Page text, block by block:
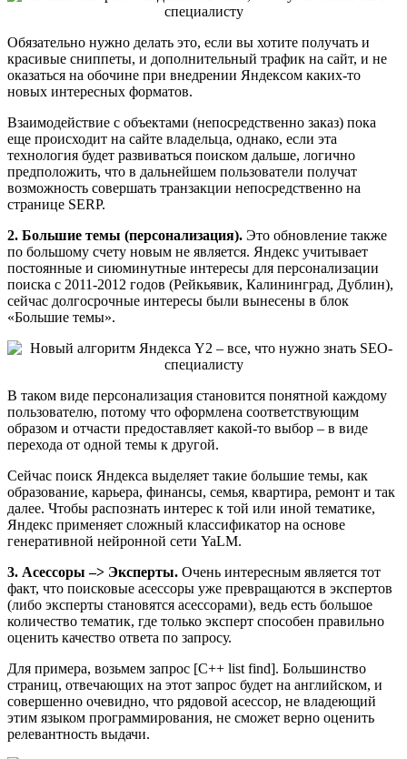
Обязательно нужно делать это, если вы хотите получать и
красивые сниппеты, и дополнительный трафик на сайт, и не
оказаться на обочине при внедрении Яндексом каких-то
новых интересных форматов.
Взаимодействие с объектами (непосредственно заказ) пока
еще происходит на сайте владельца, однако, если эта
технология будет развиваться поиском дальше, логично
предположить, что в дальнейшем пользователи получат
возможность совершать транзакции непосредственно на
странице SERP.
2. Большие темы (персонализация). Это обновление также
по большому счету новым не является. Яндекс учитывает
постоянные и сиюминутные интересы для персонализации
поиска с 2011-2012 годов (Рейкьявик, Калининград, Дублин),
сейчас долгосрочные интересы были вынесены в блок
«Большие темы».
В таком виде персонализация становится понятной каждому
пользователю, потому что оформлена соответствующим
образом и отчасти предоставляет какой-то выбор – в виде
перехода от одной темы к другой.
Сейчас поиск Яндекса выделяет такие большие темы, как
образование, карьера, финансы, семья, квартира, ремонт и так
далее. Чтобы распознать интерес к той или иной тематике,
Яндекс применяет сложный классификатор на основе
генеративной нейронной сети YaLM.
3. Асессоры –> Эксперты. Очень интересным является тот
факт, что поисковые асессоры уже превращаются в экспертов
(либо эксперты становятся асессорами), ведь есть большое
количество тематик, где только эксперт способен правильно
оценить качество ответа по запросу.
Для примера, возьмем запрос [C++ list find]. Большинство
страниц, отвечающих на этот запрос будет на английском, и
совершенно очевидно, что рядовой асессор, не владеющий
этим языком программирования, не сможет верно оценить
релевантность выдачи.